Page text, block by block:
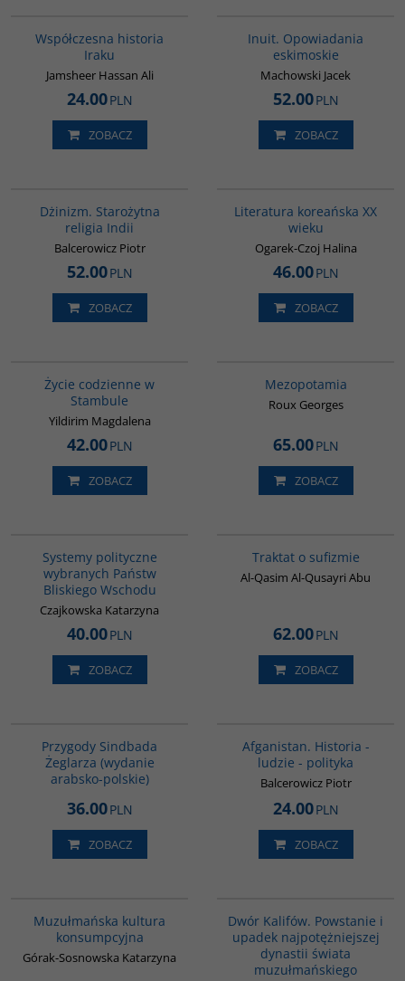
Współczesna historia
Iraku
Jamsheer Hassan Ali
24.00PLN
ZOBACZ
Inuit. Opowiadania
eskimoskie
Machowski Jacek
52.00PLN
ZOBACZ
Dżinizm. Starożytna
religia Indii
Balcerowicz Piotr
52.00PLN
ZOBACZ
Literatura koreańska XX
wieku
Ogarek-Czoj Halina
46.00PLN
ZOBACZ
Życie codzienne w
Stambule
Yildirim Magdalena
42.00PLN
ZOBACZ
Mezopotamia
Roux Georges
65.00PLN
ZOBACZ
Systemy polityczne
wybranych Państw
Bliskiego Wschodu
Czajkowska Katarzyna
40.00PLN
ZOBACZ
Traktat o sufizmie
Al-Qasim Al-Qusayri Abu
62.00PLN
ZOBACZ
Przygody Sindbada
Żeglarza (wydanie
arabsko-polskie)
36.00PLN
ZOBACZ
Afganistan. Historia -
ludzie - polityka
Balcerowicz Piotr
24.00PLN
ZOBACZ
Muzułmańska kultura
konsumpcyjna
Górak-Sosnowska Katarzyna
Dwór Kalifów. Powstanie i
upadek najpotężniejszej
dynastii świata
muzułmańskiego